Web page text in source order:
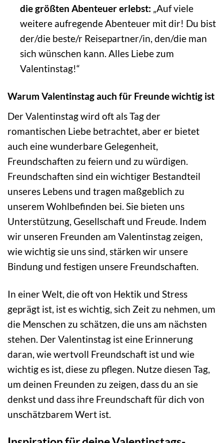
die größten Abenteuer erlebst: „Auf viele
weitere aufregende Abenteuer mit dir! Du bist
der/die beste/r Reisepartner/in, den/die man
sich wünschen kann. Alles Liebe zum
Valentinstag!“
Warum Valentinstag auch für Freunde wichtig ist
Der Valentinstag wird oft als Tag der
romantischen Liebe betrachtet, aber er bietet
auch eine wunderbare Gelegenheit,
Freundschaften zu feiern und zu würdigen.
Freundschaften sind ein wichtiger Bestandteil
unseres Lebens und tragen maßgeblich zu
unserem Wohlbefinden bei. Sie bieten uns
Unterstützung, Gesellschaft und Freude. Indem
wir unseren Freunden am Valentinstag zeigen,
wie wichtig sie uns sind, stärken wir unsere
Bindung und festigen unsere Freundschaften.
In einer Welt, die oft von Hektik und Stress
geprägt ist, ist es wichtig, sich Zeit zu nehmen, um
die Menschen zu schätzen, die uns am nächsten
stehen. Der Valentinstag ist eine Erinnerung
daran, wie wertvoll Freundschaft ist und wie
wichtig es ist, diese zu pflegen. Nutze diesen Tag,
um deinen Freunden zu zeigen, dass du an sie
denkst und dass ihre Freundschaft für dich von
unschätzbarem Wert ist.